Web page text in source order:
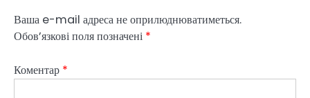
Ваша e-mail адреса не оприлюднюватиметься.
Обов’язкові поля позначені *
Коментар *